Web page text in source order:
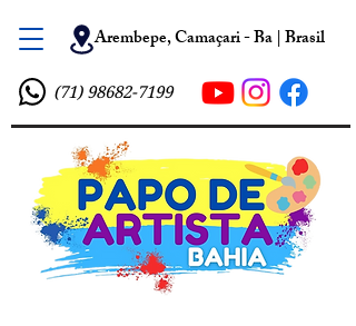
Arembepe, Camaçari - Ba | Brasil
(71) 98682-7199